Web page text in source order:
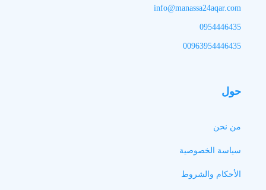
info@manassa24aqar.com
0954446435
00963954446435
حول
من نحن
سياسة الخصوصية
الأحكام والشروط